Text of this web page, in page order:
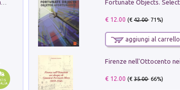
€ 12.00 (€42.00- 71%)
aggiungi al carrello
€ 12.00 (€35.00- 66%)